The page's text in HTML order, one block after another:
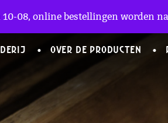
OVER DE PRODUCTEN
08, online bestellingen worden